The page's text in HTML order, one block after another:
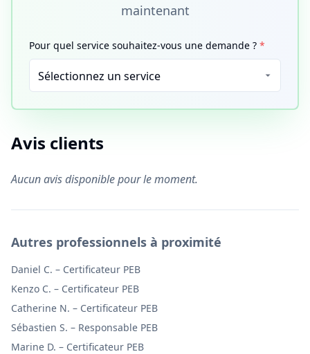
maintenant
Pour quel service souhaitez-vous une demande ? *
Avis clients
Aucun avis disponible pour le moment.
Autres professionnels à proximité
Daniel C. – Certificateur PEB
Kenzo C. – Certificateur PEB
Catherine N. – Certificateur PEB
Sébastien S. – Responsable PEB
Marine D. – Certificateur PEB